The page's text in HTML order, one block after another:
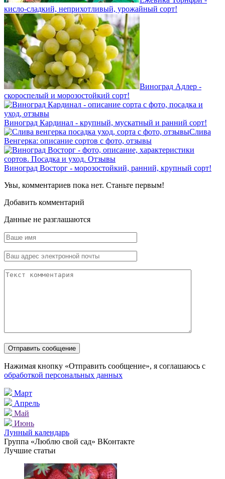
кисло-сладкий, неприхотливый, урожайный сорт!
Виноград Адлер -
скороспелый и морозостойкий сорт!
Виноград Кардинал - крупный, мускатный и ранний сорт!
Слива
Венгерка: описание сортов с фото, отзывы
Виноград Восторг - морозостойкий, ранний, крупный сорт!
Увы, комментариев пока нет. Станьте первым!
Добавить комментарий
Данные не разглашаются
Нажимая кнопку «Отправить сообщение», я соглашаюсь с
обработкой персональных данных
Март
Апрель
Май
Июнь
Лунный календарь
Группа «Люблю свой сад» ВКонтакте
Лучшие статьи